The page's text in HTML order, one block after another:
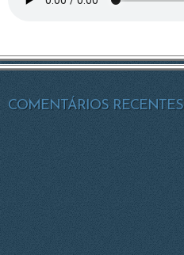
COMENTÁRIOS RECENTES